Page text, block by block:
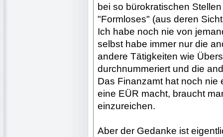
bei so bürokratischen
"Formloses" (aus deren
Ich habe noch nie von
selbst habe immer nur die
andere Tätigkeiten wie
durchnummeriert und die
Das Finanzamt hat noch nie
eine EÜR macht, braucht
einzureichen.
Aber der Gedanke ist